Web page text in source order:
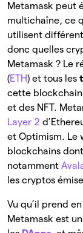
Metamask peut
multichaîne, ce
utilisent
donc quelles
Metamask ? Le
(ETH) et tous les
cette
et des NFT.
Layer 2
et Optimism. Le
blockchains
notamment
les cryptos
Vu qu’il prend
Metamask est